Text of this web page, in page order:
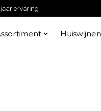
ervaring
Huiswijnen